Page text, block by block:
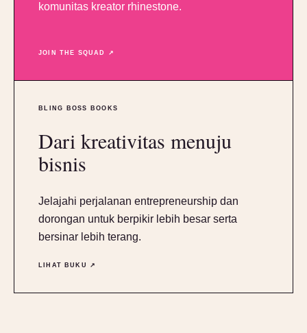
komunitas kreator rhinestone.
JOIN THE SQUAD ↗
BLING BOSS BOOKS
Dari kreativitas menuju
bisnis
Jelajahi perjalanan entrepreneurship dan
dorongan untuk berpikir lebih besar serta
bersinar lebih terang.
LIHAT BUKU ↗